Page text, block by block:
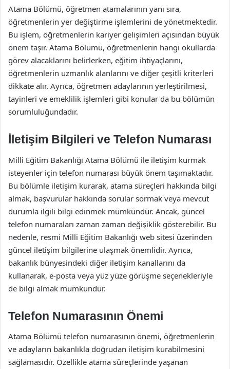
Atama Bölümü, öğretmen atamalarının yanı sıra,
öğretmenlerin yer değiştirme işlemlerini de yönetmektedir.
Bu işlem, öğretmenlerin kariyer gelişimleri açısından büyük
önem taşır. Atama Bölümü, öğretmenlerin hangi okullarda
görev alacaklarını belirlerken, eğitim ihtiyaçlarını,
öğretmenlerin uzmanlık alanlarını ve diğer çeşitli kriterleri
dikkate alır. Ayrıca, öğretmen adaylarının yerleştirilmesi,
tayinleri ve emeklilik işlemleri gibi konular da bu bölümün
sorumluluğundadır.
İletişim Bilgileri ve Telefon Numarası
Milli Eğitim Bakanlığı Atama Bölümü ile iletişim kurmak
isteyenler için telefon numarası büyük önem taşımaktadır.
Bu bölümle iletişim kurarak, atama süreçleri hakkında bilgi
almak, başvurular hakkında sorular sormak veya mevcut
durumla ilgili bilgi edinmek mümkündür. Ancak, güncel
telefon numaraları zaman zaman değişiklik gösterebilir. Bu
nedenle, resmi Milli Eğitim Bakanlığı web sitesi üzerinden
güncel iletişim bilgilerine ulaşmak önemlidir. Ayrıca,
bakanlık bünyesindeki diğer iletişim kanallarını da
kullanarak, e-posta veya yüz yüze görüşme seçenekleriyle
de bilgi almak mümkündür.
Telefon Numarasının Önemi
Atama Bölümü telefon numarasının önemi, öğretmenlerin
ve adayların bakanlıkla doğrudan iletişim kurabilmesini
sağlamasıdır. Özellikle atama süreçlerinde yaşanan